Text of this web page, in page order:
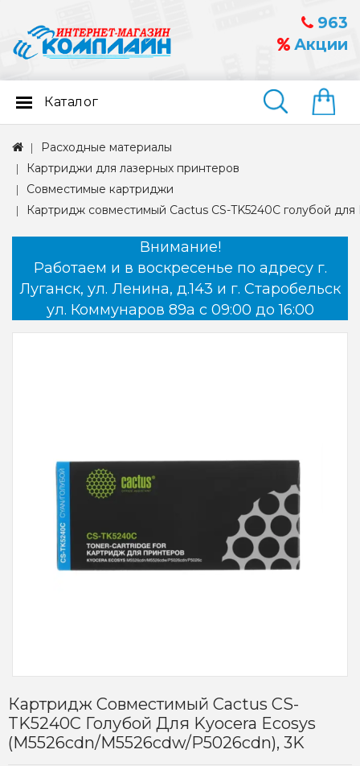
963
Акции
Найти
Каталог
Расходные материалы
Картриджи для лазерных принтеров
Совместимые картриджи
Картридж совместимый Cactus CS-TK5240C голубой
Внимание!
Работаем и в воскресенье по адресу г.
Луганск, ул. Ленина, д.143 и г. Старобельск
ул. Коммунаров 89а с 09:00 до 16:00
Картридж Совместимый Cactus CS-
TK5240C Голубой Для Kyocera Ecosys
(M5526cdn/M5526cdw/P5026cdn), 3K